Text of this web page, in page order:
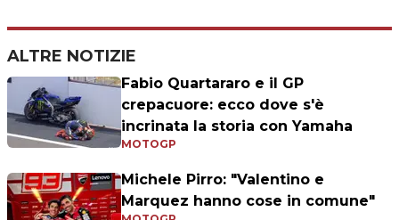
ALTRE NOTIZIE
Fabio Quartararo e il GP
crepacuore: ecco dove s'è
incrinata la storia con Yamaha
MOTOGP
Michele Pirro: "Valentino e
Marquez hanno cose in comune"